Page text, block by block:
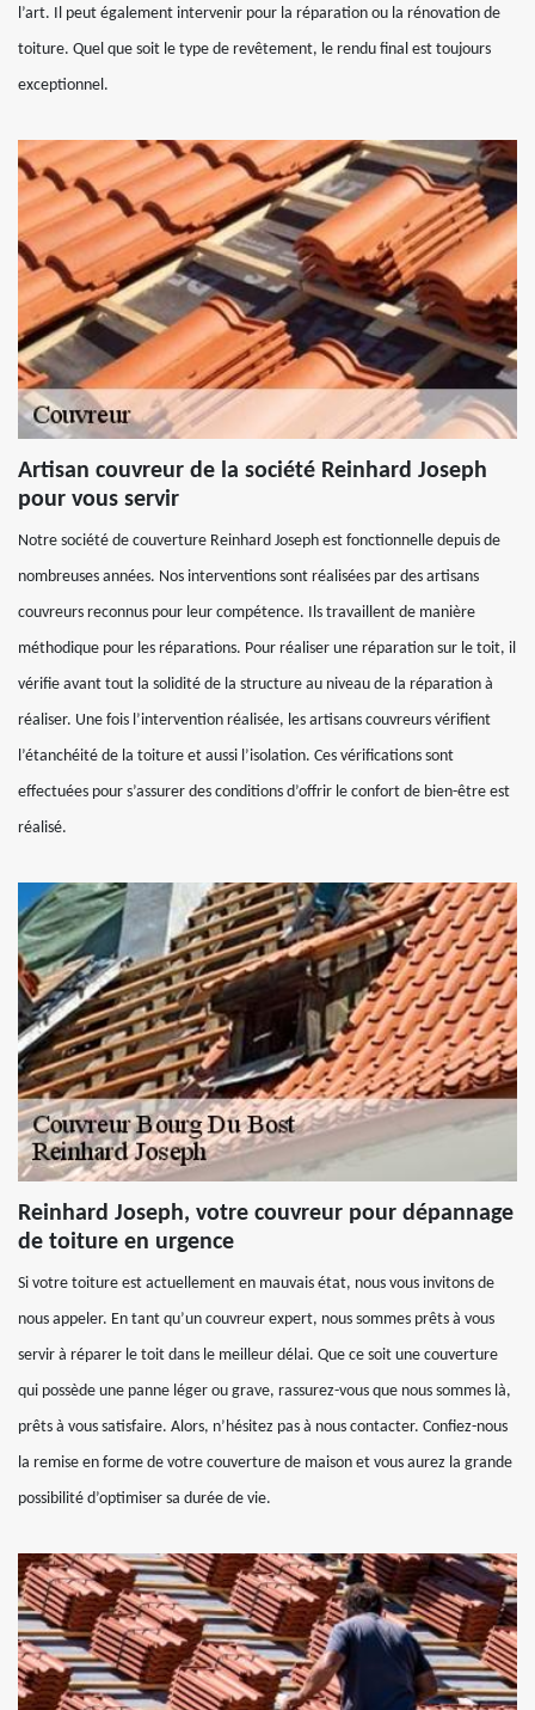
l’art. Il peut également intervenir pour la réparation ou la rénovation de
toiture. Quel que soit le type de revêtement, le rendu final est toujours
exceptionnel.
Artisan couvreur de la société Reinhard Joseph
pour vous servir
Notre société de couverture Reinhard Joseph est fonctionnelle depuis de
nombreuses années. Nos interventions sont réalisées par des artisans
couvreurs reconnus pour leur compétence. Ils travaillent de manière
méthodique pour les réparations. Pour réaliser une réparation sur le toit, il
vérifie avant tout la solidité de la structure au niveau de la réparation à
réaliser. Une fois l’intervention réalisée, les artisans couvreurs vérifient
l’étanchéité de la toiture et aussi l’isolation. Ces vérifications sont
effectuées pour s’assurer des conditions d’offrir le confort de bien-être est
réalisé.
Reinhard Joseph, votre couvreur pour dépannage
de toiture en urgence
Si votre toiture est actuellement en mauvais état, nous vous invitons de
nous appeler. En tant qu’un couvreur expert, nous sommes prêts à vous
servir à réparer le toit dans le meilleur délai. Que ce soit une couverture
qui possède une panne léger ou grave, rassurez-vous que nous sommes là,
prêts à vous satisfaire. Alors, n’hésitez pas à nous contacter. Confiez-nous
la remise en forme de votre couverture de maison et vous aurez la grande
possibilité d’optimiser sa durée de vie.